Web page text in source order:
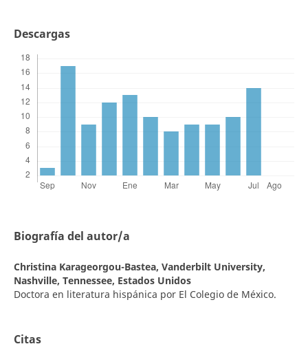
Descargas
Biografía del autor/a
Christina Karageorgou-Bastea, Vanderbilt University,
Nashville, Tennessee, Estados Unidos
Doctora en literatura hispánica por El Colegio de México.
Citas